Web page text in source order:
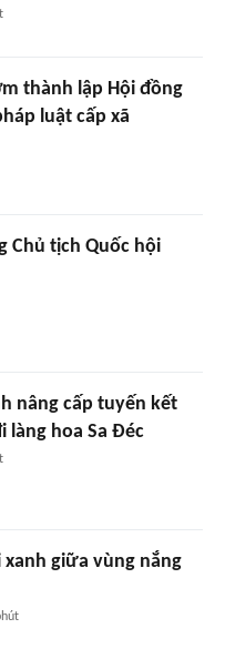
thành lập Hội đồng
luật cấp xã
Chủ tịch Quốc hội
nâng cấp tuyến kết
làng hoa Sa Đéc
xanh giữa vùng nắng